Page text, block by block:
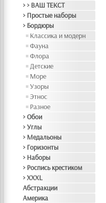
> > ВАШ ТЕКСТ
> Простые наборы
> Бордюры
Классика и модерн
Фауна
Флора
Детские
Море
Узоры
Этнос
Разное
> Обои
> Углы
> Медальоны
> Горизонты
> Наборы
> Роспись крестиком
> XXXL
Абстракции
Америка